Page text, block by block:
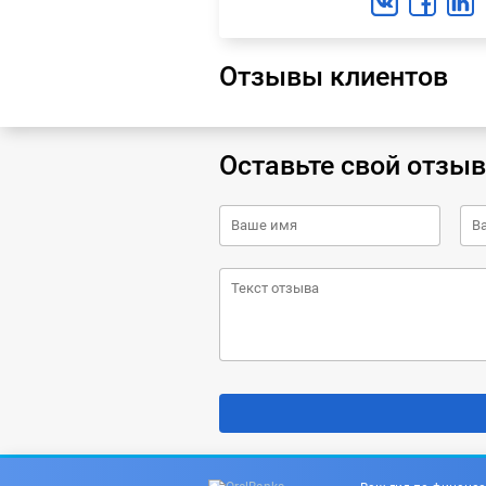
Отзывы клиентов
Оставьте свой отзыв